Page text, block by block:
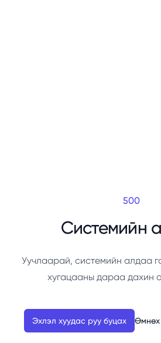
500
Системийн
Уучлаарай, системийн алдаа
хугацааны дараа дахин
Эхлэл хуудас руу буцах Өмнөх